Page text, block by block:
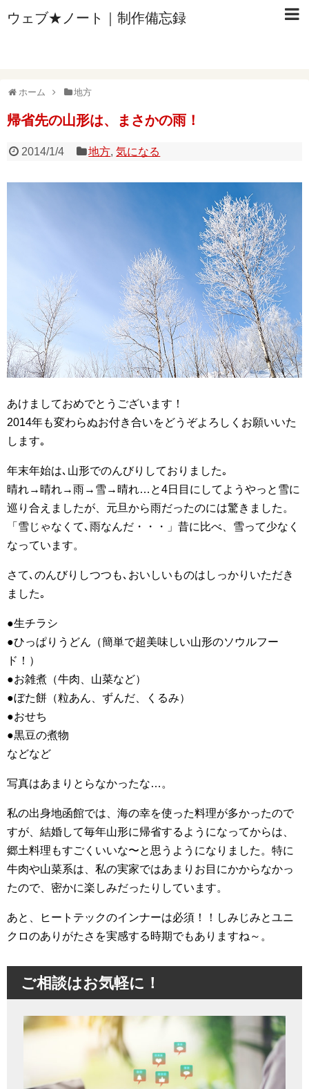
ウェブ★ノート｜制作備忘録
ホーム 地方
帰省先の山形は、まさかの雨！
2014/1/4 地方,気になる
あけましておめでとうございます！
2014年も変わらぬお付き合いをどうぞよろしくお願いいた
します｡
年末年始は､山形でのんびりしておりました｡
晴れ→晴れ→雨→雪→晴れ…と4日目にしてようやっと雪に
巡り合えましたが、元旦から雨だったのには驚きました。
「雪じゃなくて､雨なんだ・・・」昔に比べ、雪って少なく
なっています。
さて､のんびりしつつも､おいしいものはしっかりいただき
ました｡
●生チラシ
●ひっぱりうどん（簡単で超美味しい山形のソウルフー
ド！）
●お雑煮（牛肉、山菜など）
●ぼた餅（粒あん、ずんだ、くるみ）
●おせち
●黒豆の煮物
などなど
写真はあまりとらなかったな…。
私の出身地函館では、海の幸を使った料理が多かったので
すが、結婚して毎年山形に帰省するようになってからは、
郷土料理もすごくいいな〜と思うようになりました。特に
牛肉や山菜系は、私の実家ではあまりお目にかからなかっ
たので、密かに楽しみだったりしています。
あと、ヒートテックのインナーは必須！！しみじみとユニ
クロのありがたさを実感する時期でもありますね～。
ご相談はお気軽に！